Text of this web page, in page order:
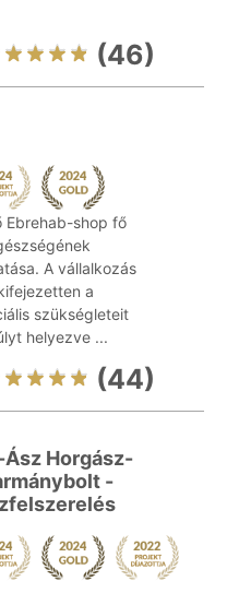
(46)
Ebrehab-shop fő
A vállalkozás
a
szükségleteit
helyezve ...
(44)
Ász Horgász-
-